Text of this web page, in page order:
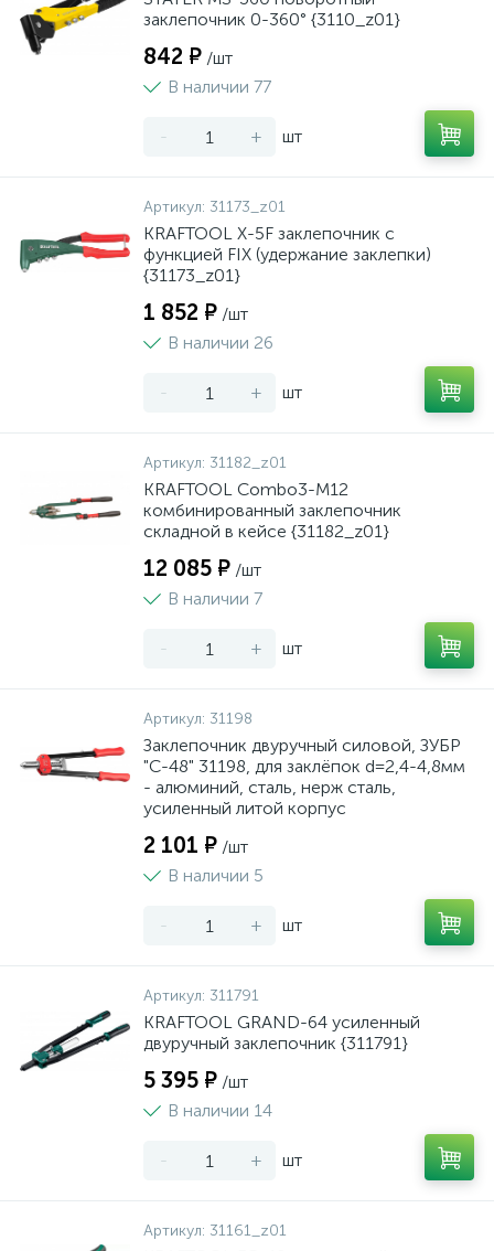
заклепочник 0-360° {3110_z01}
842 ₽ /шт
В наличии 77
- + шт
Артикул: 31173_z01
KRAFTOOL X-5F заклепочник с
функцией FIX (удержание заклепки)
{31173_z01}
1 852 ₽ /шт
В наличии 26
- + шт
Артикул: 31182_z01
KRAFTOOL Combo3-M12
комбинированный заклепочник
складной в кейсе {31182_z01}
12 085 ₽ /шт
В наличии 7
- + шт
Артикул: 31198
Заклепочник двуручный силовой, ЗУБР
"С-48" 31198, для заклёпок d=2,4-4,8мм
- алюминий, сталь, нерж сталь,
усиленный литой корпус
2 101 ₽ /шт
В наличии 5
- + шт
Артикул: 311791
KRAFTOOL GRAND-64 усиленный
двуручный заклепочник {311791}
5 395 ₽ /шт
В наличии 14
- + шт
Артикул: 31161_z01